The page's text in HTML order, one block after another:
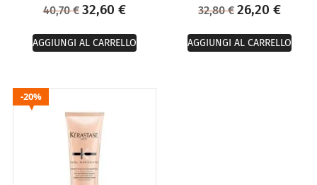
40,70€ 32,60 €
AGGIUNGI AL CARRELLO
32,80€ 26,20€
AGGIUNGI AL CARRELLO
20%